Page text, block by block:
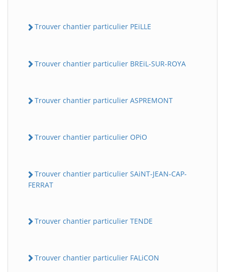
Trouver chantier particulier PEiLLE
Trouver chantier particulier BREiL-SUR-ROYA
Trouver chantier particulier ASPREMONT
Trouver chantier particulier OPiO
Trouver chantier particulier SAiNT-JEAN-CAP-
FERRAT
Trouver chantier particulier TENDE
Trouver chantier particulier FALiCON